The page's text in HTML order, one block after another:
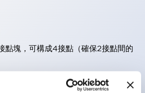
點塊，可構成4接點（確保2接點間的
※11段接點塊）、59.9mm（※22段